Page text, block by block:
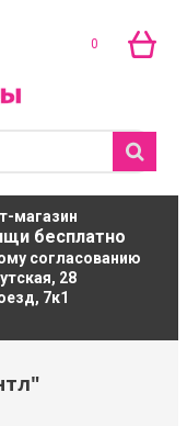
0
магазин
бесплатно
согласованию
28
7к1